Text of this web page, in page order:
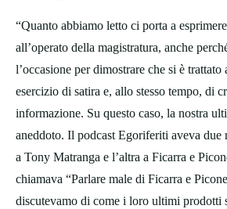
“Quanto abbiamo letto ci porta a
all’operato della magistratura, anche
l’occasione per dimostrare che si è
esercizio di satira e, allo stesso tempo, di
informazione. Su questo caso, la nostra
aneddoto. Il podcast Egoriferiti aveva due
a Tony Matranga e l’altra a Ficarra e
chiamava “Parlare male di Ficarra e
discutevamo di come i loro ultimi prodotti